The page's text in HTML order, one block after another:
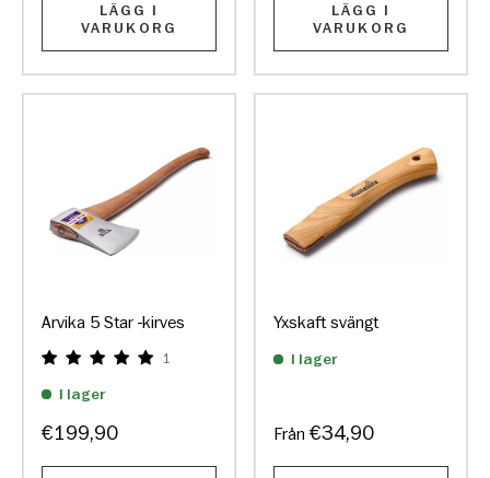
LÄGG I
VARUKORG
LÄGG I
VARUKORG
Arvika 5 Star -kirves
1
I lager
€199,90
Yxskaft svängt
I lager
Från €34,90